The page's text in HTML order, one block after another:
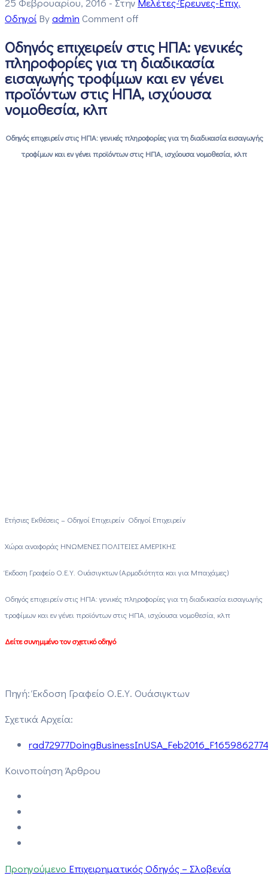
Οδηγοί Byadmin Comment off
Οδηγός επιχειρείν στις ΗΠΑ: γενικές
πληροφορίες για τη διαδικασία
εισαγωγής τροφίμων και εν γένει
προϊόντων στις ΗΠΑ, ισχύουσα
νομοθεσία, κλπ
Οδηγός επιχειρείν στις ΗΠΑ: γενικές πληροφορίες για τη διαδικασία εισαγωγής
τροφίμων και εν γένει προϊόντων στις ΗΠΑ, ισχύουσα νομοθεσία, κλπ
Ετήσιες Εκθέσεις – Οδηγοί Επιχειρείν Οδηγοί Επιχειρείν
Χώρα αναφοράς ΗΝΩΜΕΝΕΣ ΠΟΛΙΤΕΙΕΣ ΑΜΕΡΙΚΗΣ
Έκδοση Γραφείο Ο.Ε.Υ. Ουάσιγκτων (Αρμοδιότητα και για Μπαχάμες)
Οδηγός επιχειρείν στις ΗΠΑ: γενικές πληροφορίες για τη διαδικασία εισαγωγής
τροφίμων και εν γένει προϊόντων στις ΗΠΑ, ισχύουσα νομοθεσία, κλπ
Δείτε συνημμένο τον σχετικό οδηγό
Πηγή: Έκδοση Γραφείο Ο.Ε.Υ. Ουάσιγκτων
Σχετικά Αρχεία:
Κοινοποίηση Άρθρου
Προηγούμενο Επιχειρηματικός Οδηγός – Σλοβενία